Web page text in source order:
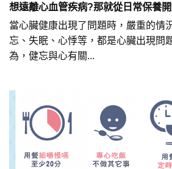
想遠離心血管疾病?那就從日常保養
當心臟健康出現了問題時，嚴重的情
忘、失眠、心悸等，都是心臟出現問
為，健忘與心有關...